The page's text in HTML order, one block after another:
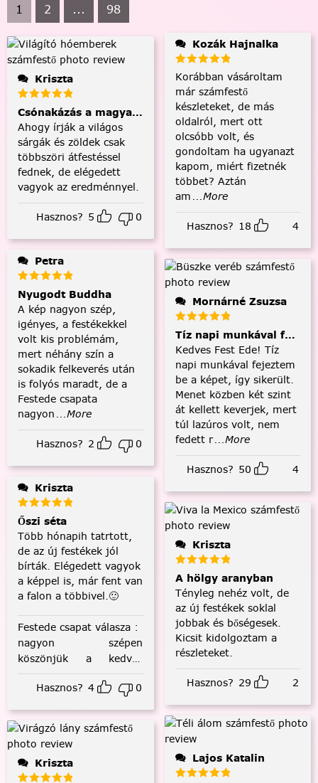
1 2 ... 98
Kriszta
Csónakázás a magyar tengeren
Ahogy írják a világos
sárgák és zöldek csak
többszöri átfestéssel
fednek, de elégedett
vagyok az eredménnyel.
Hasznos? 5 0
Petra
Nyugodt Buddha
A kép nagyon szép,
igényes, a festékekkel
volt kis problémám,
mert néhány szín a
sokadik felkeverés után
is folyós maradt, de a
Festede csapata
nagyon ...More
Hasznos? 2 0
Kriszta
Őszi séta
Több hónapih tatrtott,
de az új festékek jól
bírták. Elégedett vagyok
a képpel is, már fent van
a falon a többivel.🙂
Festede csapat válasza :
nagyon szépen
köszönjük a kedves
visszajelzést! :)
Hasznos? 4 0
Kriszta
Kozák Hajnalka
Korábban vásároltam
már számfestő
készleteket, de más
oldalról, mert ott
olcsóbb volt, és
gondoltam ha ugyanazt
kapom, miért fizetnék
többet? Aztán
am ...More
Hasznos? 18 4
Mornárné Zsuzsa
Tíz napi munkával
Kedves Fest Ede! Tíz
napi munkával fejeztem
be a képet, így sikerült.
Menet közben két szint
át kellett keverjek, mert
túl lazúros volt, nem
fedett r...More
Hasznos? 50 4
Kriszta
A hölgy aranyban
Tényleg nehéz volt, de
az új festékek soklal
jobbak és bőségesek.
Kicsit kidolgoztam a
részleteket.
Hasznos? 29 2
Lajos Katalin